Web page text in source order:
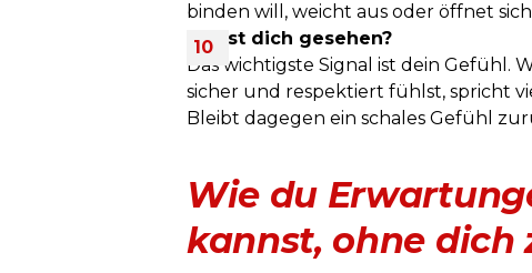
binden will, weicht aus oder öffnet
Fühlst dich gesehen?
Das wichtigste Signal ist dein Gefühl.
sicher und respektiert fühlst, spricht
Bleibt dagegen ein schales Gefühl
Wie du
kannst, ohne dich